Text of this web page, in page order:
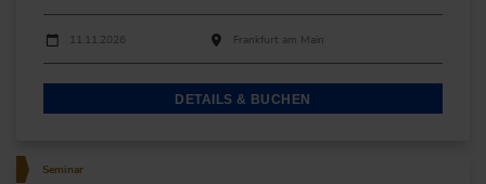
Durchführungen
Veranstaltungsdatum Veranstaltungsort
11.11.2026 Frankfurt am Main
DETAILS & BUCHEN
Seminar